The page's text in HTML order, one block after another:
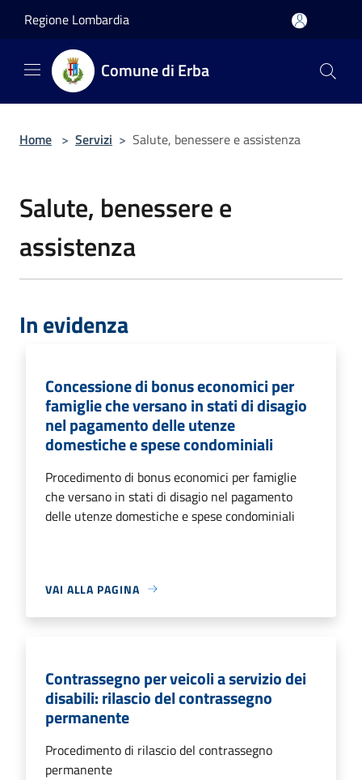
Regione Lombardia
Comune di Erba
Home > Servizi > Salute, benessere e assistenza
Salute, benessere e
assistenza
In evidenza
Concessione di bonus economici per
famiglie che versano in stati di disagio
nel pagamento delle utenze
domestiche e spese condominiali
Procedimento di bonus economici per famiglie
che versano in stati di disagio nel pagamento
delle utenze domestiche e spese condominiali
VAI ALLA PAGINA
Contrassegno per veicoli a servizio dei
disabili: rilascio del contrassegno
permanente
Procedimento di rilascio del contrassegno
permanente